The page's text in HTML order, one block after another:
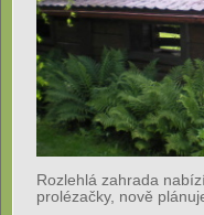
Rozlehlá zahrada
prolézačky, nově